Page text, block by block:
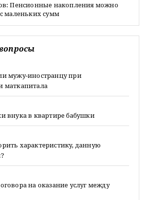
Пенсионные накопления можно
маленьких сумм
мужу-иностранцу при
маткапитала
внука в квартире бабушки
характеристику, данную
на оказание услуг между